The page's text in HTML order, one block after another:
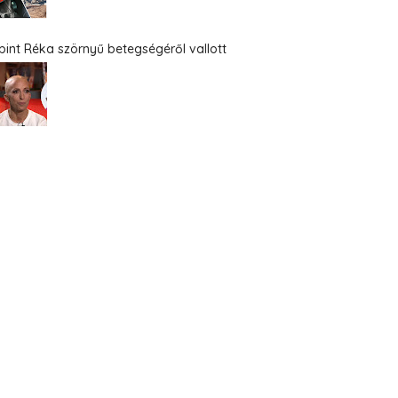
Réka szörnyű betegségéről vallott